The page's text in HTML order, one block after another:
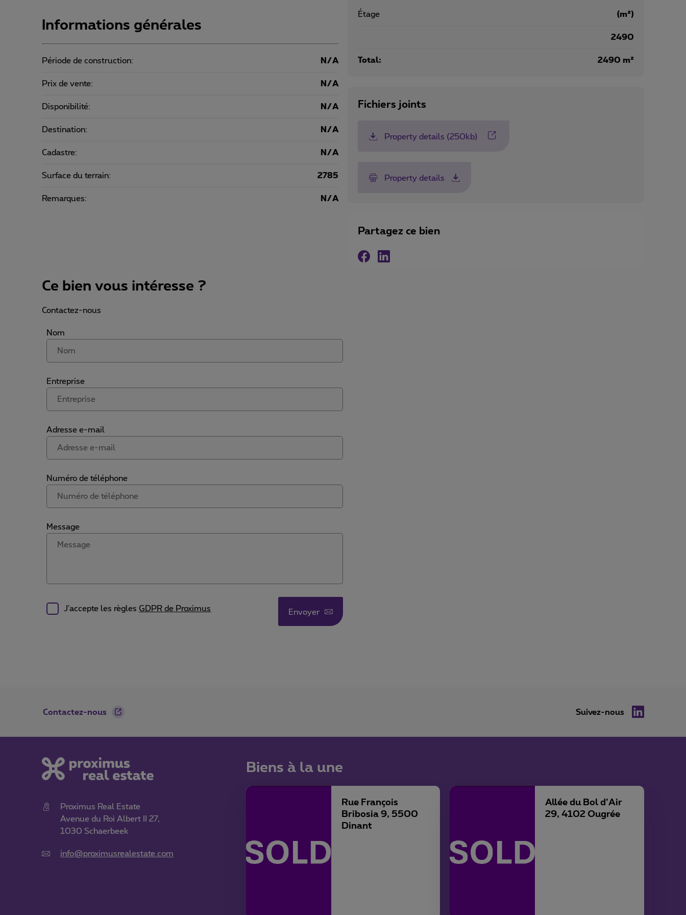
Informations générales
Période de construction: N/A
Prix de vente: N/A
Disponibilité: N/A
Destination: N/A
Cadastre: N/A
Surface du terrain: 2785
Remarques: N/A
Étage (m²)
2490
Total: 2490 m²
Fichiers joints
Property details (250kb)
Property details
Partagez ce bien
Ce bien vous intéresse ?
Contactez-nous
Nom
Entreprise
Adresse e-mail
Numéro de téléphone
Message
J'accepte les règles GDPR de Proximus Envoyer
Contactez-nous Suivez-nous
Proximus Real Estate
Avenue du Roi Albert II 27,
1030 Schaerbeek
info@proximusrealestate.com
Biens à la une
Rue François
Bribosia 9, 5500
Dinant
Allée du Bol d’Air
29, 4102 Ougrée